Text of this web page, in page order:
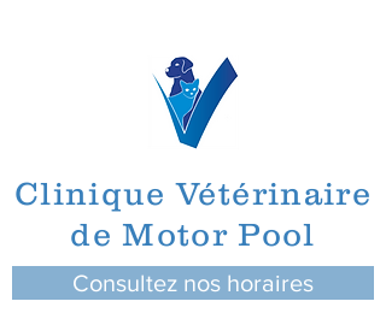
Clinique Vétérinaire
de Motor Pool
Consultez nos horaires